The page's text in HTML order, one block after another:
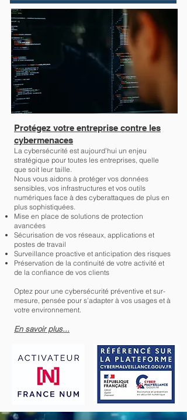
Protégez votre entreprise contre les
cybermenaces
La cybersécurité est aujourd’hui un enjeu
stratégique pour toutes les entreprises, quelle
que soit leur taille.
Nous vous aidons à protéger vos données
sensibles, vos infrastructures et vos outils
numériques face à des cyberattaques de plus en
plus sophistiquées.
Mise en place de solutions de protection
avancées
Sécurisation de vos réseaux, applications et
postes de travail
Surveillance proactive et anticipation des risques
Préservation de la continuité de votre activité et
de la confiance de vos clients
Optez pour une cybersécurité préventive et sur-
mesure, pensée pour s’adapter à vos usages et à
votre environnement.
En savoir plus...